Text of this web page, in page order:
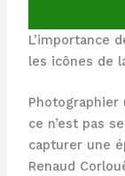
L’importance
les icônes de
Photographier
ce n’est pas
capturer une
Renaud